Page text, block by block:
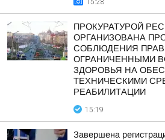
15:28
ПРОКУРАТУРОЙ
ОРГАНИЗОВАНА
СОБЛЮДЕНИЯ
ОГРАНИЧЕННЫМИ
ЗДОРОВЬЯ НА
ТЕХНИЧЕСКИМИ
РЕАБИЛИТАЦИИ
15:19
Завершена